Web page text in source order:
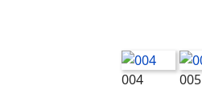
004 005